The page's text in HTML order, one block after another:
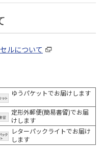
ルについて
ゆうパケットでお届けします
定形外郵便(簡易書留)でお届
けします
レターパックライトでお届け
します